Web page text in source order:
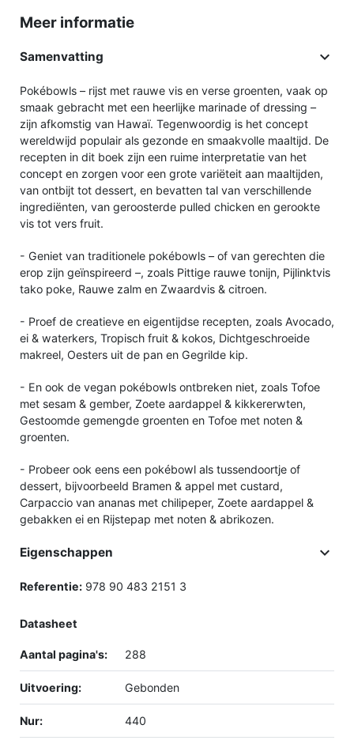
Meer informatie
Samenvatting 
Pokébowls – rijst met rauwe vis en verse groenten, vaak op
smaak gebracht met een heerlijke marinade of dressing –
zijn afkomstig van Hawaï. Tegenwoordig is het concept
wereldwijd populair als gezonde en smaakvolle maaltijd. De
recepten in dit boek zijn een ruime interpretatie van het
concept en zorgen voor een grote variëteit aan maaltijden,
van ontbijt tot dessert, en bevatten tal van verschillende
ingrediënten, van geroosterde pulled chicken en gerookte
vis tot vers fruit.
- Geniet van traditionele pokébowls – of van gerechten die
erop zijn geïnspireerd –, zoals Pittige rauwe tonijn, Pijlinktvis
tako poke, Rauwe zalm en Zwaardvis & citroen.
- Proef de creatieve en eigentijdse recepten, zoals Avocado,
ei & waterkers, Tropisch fruit & kokos, Dichtgeschroeide
makreel, Oesters uit de pan en Gegrilde kip.
- En ook de vegan pokébowls ontbreken niet, zoals Tofoe
met sesam & gember, Zoete aardappel & kikkererwten,
Gestoomde gemengde groenten en Tofoe met noten &
groenten.
- Probeer ook eens een pokébowl als tussendoortje of
dessert, bijvoorbeeld Bramen & appel met custard,
Carpaccio van ananas met chilipeper, Zoete aardappel &
gebakken ei en Rijstepap met noten & abrikozen.
Eigenschappen 
Referentie: 978 90 483 2151 3
Datasheet
Aantal pagina's: 288
Uitvoering: Gebonden
Nur: 440